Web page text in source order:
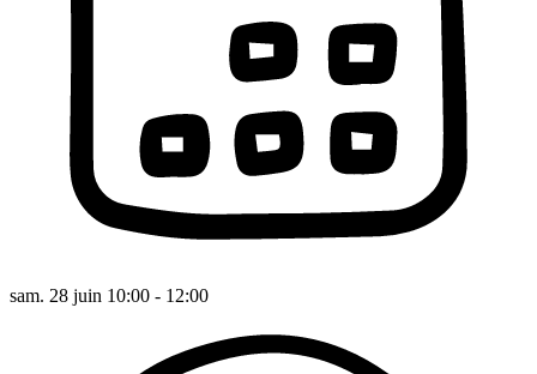
sam. 28 juin 10:00 - 12:00